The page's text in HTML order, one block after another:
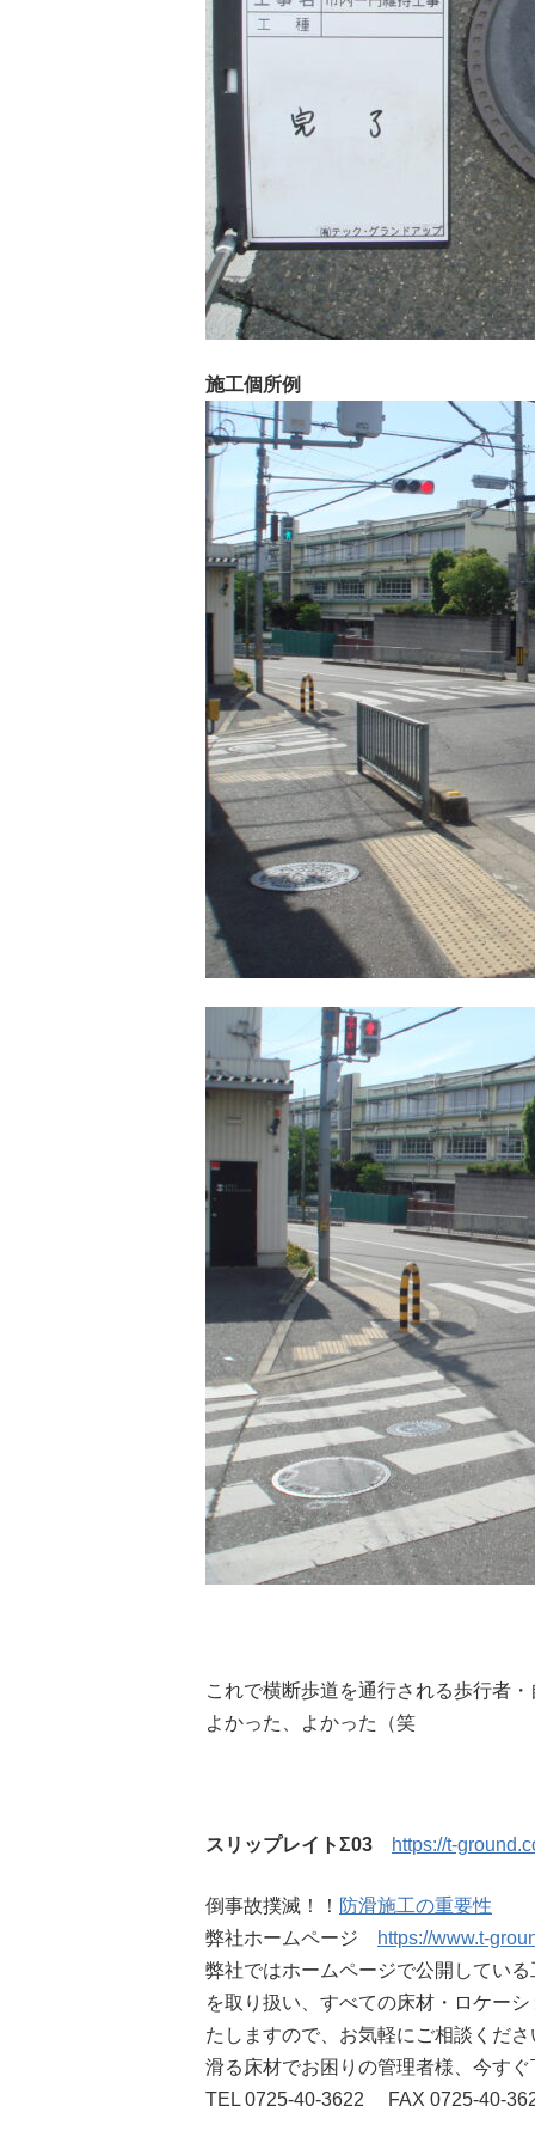
施工個所例
これで横断歩道を通行される歩行者
よかった、よかった（笑
スリップレイトΣ03 https://t-
倒事故撲滅！！ 防滑施工の重要性
弊社ホームページ
https://www.t-
弊社ではホームページで公開してい
を取り扱い、すべての床材・ロケー
たしますので、お気軽にご相談くださ
滑る床材でお困りの管理者様、今す
TEL 0725-40-3622 FAX 0725-40-